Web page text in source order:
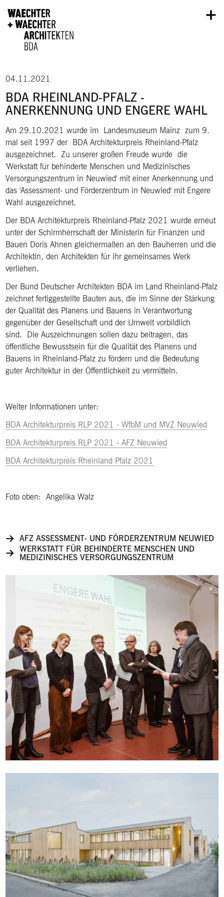
04.11.2021
BDA RHEINLAND-PFALZ -
ANERKENNUNG UND ENGERE WAHL
Am 29.10.2021 wurde im Landesmuseum Mainz zum 9.
mal seit 1997 der BDA Architekturpreis Rheinland-Pfalz
ausgezeichnet. Zu unserer großen Freude wurde die
'Werkstatt für behinderte Menschen und Medizinisches
Versorgungszentrum in Neuwied' mit einer Anerkennung und
das 'Assessment- und Förderzentrum in Neuwied' mit Engere
Wahl ausgezeichnet.
Der BDA Architekturpreis Rheinland-Pfalz 2021 wurde erneut
unter der Schirmherrschaft der Ministerin für Finanzen und
Bauen Doris Ahnen gleichermaßen an den Bauherren und die
Architektin, den Architekten für ihr gemeinsames Werk
verliehen.
Der Bund Deutscher Architekten BDA im Land Rheinland-Pfalz
zeichnet fertiggestellte Bauten aus, die im Sinne der Stärkung
der Qualität des Planens und Bauens in Verantwortung
gegenüber der Gesellschaft und der Umwelt vorbildlich
sind. Die Auszeichnungen sollen dazu beitragen, das
öffentliche Bewusstsein für die Qualität des Planens und
Bauens in Rheinland-Pfalz zu fördern und die Bedeutung
guter Architektur in der Öffentlichkeit zu vermitteln.
Weiter Informationen unter:
BDA Architekturpreis RLP 2021 - WfbM und MVZ Neuwied
BDA Architekturpreis RLP 2021 - AFZ Neuwied
BDA Architekturpreis Rheinland Pfalz 2021
Foto oben: Angelika Walz
AFZ ASSESSMENT- UND FÖRDERZENTRUM NEUWIED
WERKSTATT FÜR BEHINDERTE MENSCHEN UND
MEDIZINISCHES VERSORGUNGSZENTRUM